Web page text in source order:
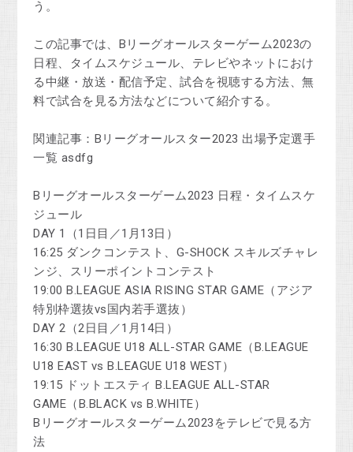
う。
この記事では、Bリーグオールスターゲーム2023の
日程、タイムスケジュール、テレビやネットにおけ
る中継・放送・配信予定、試合を視聴する方法、無
料で試合を見る方法などについて紹介する。
関連記事：Bリーグオールスター2023 出場予定選手
一覧 asdfg
Bリーグオールスターゲーム2023 日程・タイムスケ
ジュール
DAY 1（1日目／1月13日）
16:25 ダンクコンテスト、G-SHOCK スキルズチャレ
ンジ、スリーポイントコンテスト
19:00 B.LEAGUE ASIA RISING STAR GAME（アジア
特別枠選抜vs国内若手選抜）
DAY 2（2日目／1月14日）
16:30 B.LEAGUE U18 ALL-STAR GAME（B.LEAGUE
U18 EAST vs B.LEAGUE U18 WEST）
19:15 ドットエスティ B.LEAGUE ALL-STAR
GAME（B.BLACK vs B.WHITE）
Bリーグオールスターゲーム2023をテレビで見る方
法